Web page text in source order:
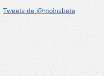
Tweets de @moinsbete